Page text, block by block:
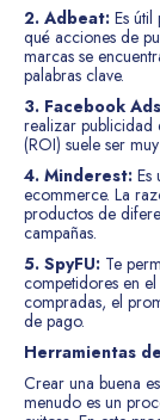
2. Adbeat: Es
qué acciones de
marcas se
palabras clave.
3. Facebook
realizar publicidad
(ROI) suele ser
4. Minderest: Es
ecommerce. La
productos de
campañas.
5. SpyFU: Te
competidores en
compradas, el
de pago.
Herramientas
Crear una buena
menudo es un